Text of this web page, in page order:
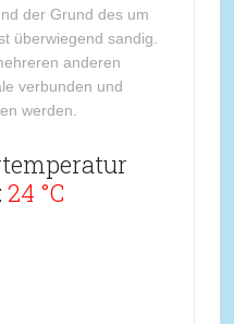
der Grund des um
überwiegend sandig.
anderen
verbunden und
werden.
24 °C